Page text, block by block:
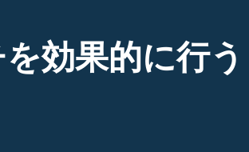
効果的に行う